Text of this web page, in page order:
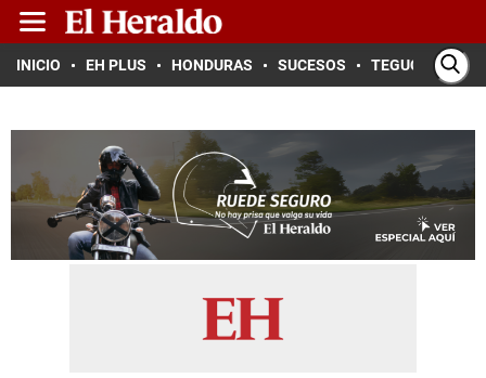
INICIO EH PLUS HONDURAS SUCESOS TEGUCIGALPA